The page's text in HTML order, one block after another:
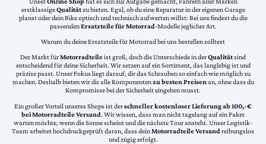
erstklassigeQualitätzu bieten. Egal, ob du eine Reparatur in der eigenen Garage
planst oder dein Bike optisch und technisch aufwerten willst: Bei uns findest du die
passendenErsatzteile für Motorrad-Modelle jeglicher Art.
Warum du deine Ersatzteile für Motorrad bei uns bestellen solltest
Der Markt fürMotorradteileist groß, doch die Unterschiede in derQualitätsind
entscheidend für deine Sicherheit. Wir setzen auf ein Sortiment, das langlebig ist und
präzise passt. Unser Fokus liegt darauf, dir das Schrauben so einfach wie möglich zu
machen. Deshalb bieten wir dir alle Komponentenzu besten Preisenan, ohne dass du
Kompromisse bei der Sicherheit eingehen musst.
Ein großer Vorteil unseres Shops ist derschneller kostenloser Lieferung ab 100,-€
bei Motorradteile Versand. Wir wissen, dass man nicht tagelang auf ein Paket
warten möchte, wenn die Sonne scheint und die nächste Tour ansteht. Unser Logistik-
Team arbeitet hochdruckgeprüft daran, dass deinMotorradteile Versand reibungslos
und zügig erfolgt.